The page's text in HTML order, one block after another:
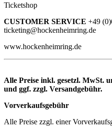
Ticketshop
CUSTOMER SERVICE +49
ticketing@hockenheimring.de
www.hockenheimring.de
Alle Preise inkl. gesetzl. MwSt.
und ggf. zzgl. Versandgebühr.
Vorverkaufsgebühr
Alle Preise zzgl. einer